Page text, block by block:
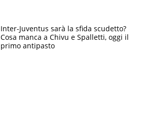
Inter-Juventus sarà la sfida scudetto?
Cosa manca a Chivu e Spalletti, oggi il
primo antipasto